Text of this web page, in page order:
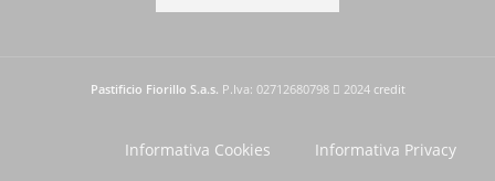
Pastificio Fiorillo S.a.s. P.Iva: 02712680798 2024 credit
Informativa Cookies Informativa Privacy